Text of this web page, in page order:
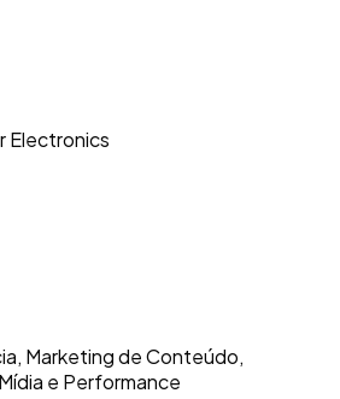
Electronics
Marketing de Conteúdo,
e Performance